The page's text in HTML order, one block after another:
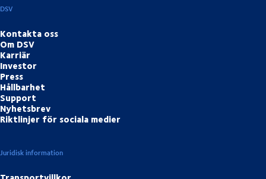
DSV
Kontakta oss
Om DSV
Karriär
Investor
Press
Hållbarhet
Support
Nyhetsbrev
Riktlinjer för sociala medier
Juridisk information